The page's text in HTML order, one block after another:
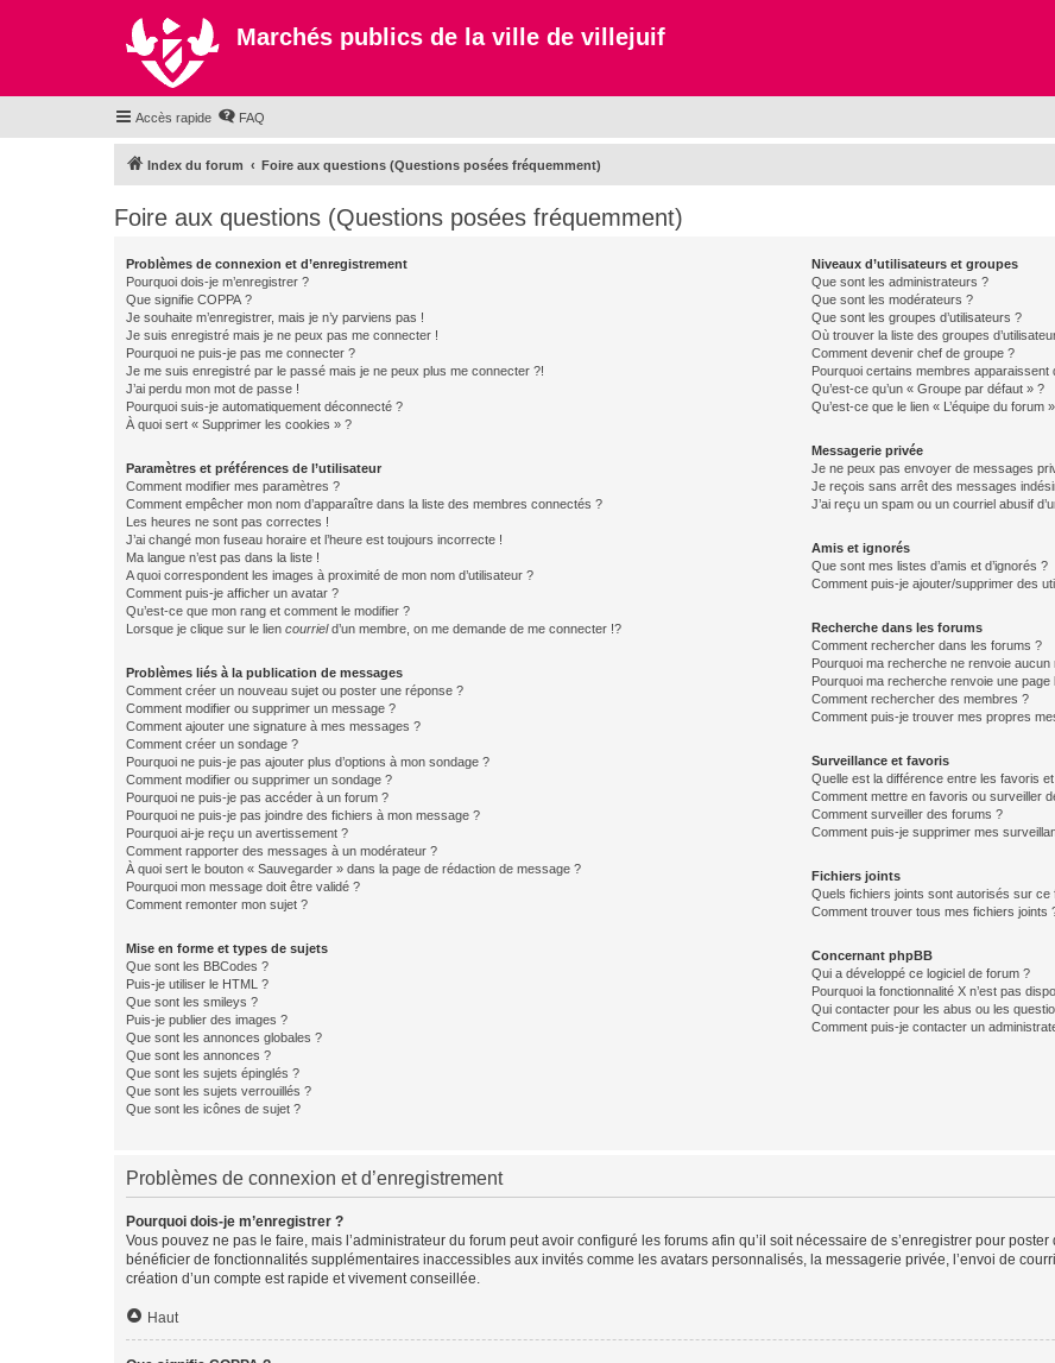
Marchés publics de la ville de villejuif
Accès rapide FAQ
Index du forum Foire aux questions (Questions posées fréquemment)
Foire aux questions (Questions posées fréquemment)
Problèmes de connexion et d’enregistrement
Pourquoi dois-je m’enregistrer ?
Que signifie COPPA ?
Je souhaite m’enregistrer, mais je n’y parviens pas !
Je suis enregistré mais je ne peux pas me connecter !
Pourquoi ne puis-je pas me connecter ?
Je me suis enregistré par le passé mais je ne peux plus me connecter ?!
J’ai perdu mon mot de passe !
Pourquoi suis-je automatiquement déconnecté ?
À quoi sert « Supprimer les cookies » ?
Paramètres et préférences de l’utilisateur
Comment modifier mes paramètres ?
Comment empêcher mon nom d’apparaître dans la liste des membres connectés ?
Les heures ne sont pas correctes !
J’ai changé mon fuseau horaire et l’heure est toujours incorrecte !
Ma langue n’est pas dans la liste !
A quoi correspondent les images à proximité de mon nom d’utilisateur ?
Comment puis-je afficher un avatar ?
Qu’est-ce que mon rang et comment le modifier ?
Lorsque je clique sur le lien courrield’un membre, on me demande de me connecter !?
Problèmes liés à la publication de messages
Comment créer un nouveau sujet ou poster une réponse ?
Comment modifier ou supprimer un message ?
Comment ajouter une signature à mes messages ?
Comment créer un sondage ?
Pourquoi ne puis-je pas ajouter plus d’options à mon sondage ?
Comment modifier ou supprimer un sondage ?
Pourquoi ne puis-je pas accéder à un forum ?
Pourquoi ne puis-je pas joindre des fichiers à mon message ?
Pourquoi ai-je reçu un avertissement ?
Comment rapporter des messages à un modérateur ?
À quoi sert le bouton « Sauvegarder » dans la page de rédaction de message ?
Pourquoi mon message doit être validé ?
Comment remonter mon sujet ?
Mise en forme et types de sujets
Que sont les BBCodes ?
Puis-je utiliser le HTML ?
Que sont les smileys ?
Puis-je publier des images ?
Que sont les annonces globales ?
Que sont les annonces ?
Que sont les sujets épinglés ?
Que sont les sujets verrouillés ?
Que sont les icônes de sujet ?
Niveaux d’utilisateurs et groupes
Que sont les administrateurs ?
Que sont les modérateurs ?
Que sont les groupes d’utilisateurs ?
Où trouver la liste des groupes
Comment devenir chef de groupe ?
Pourquoi certains membres apparaissent
Qu’est-ce qu’un « Groupe par défaut » ?
Qu’est-ce que le lien « L’équipe du forum
Messagerie privée
Je ne peux pas envoyer de messages
Je reçois sans arrêt des messages
J’ai reçu un spam ou un courriel abusif
Amis et ignorés
Que sont mes listes d’amis et d’ignorés ?
Comment puis-je ajouter/supprimer des
Recherche dans les forums
Comment rechercher dans les forums ?
Pourquoi ma recherche ne renvoie aucun
Pourquoi ma recherche renvoie une page
Comment rechercher des membres ?
Comment puis-je trouver mes propres
Surveillance et favoris
Quelle est la différence entre les favoris
Comment mettre en favoris ou surveiller
Comment surveiller des forums ?
Comment puis-je supprimer mes
Fichiers joints
Quels fichiers joints sont autorisés sur ce
Comment trouver tous mes fichiers joints
Concernant phpBB
Qui a développé ce logiciel de forum ?
Pourquoi la fonctionnalité X n’est pas
Qui contacter pour les abus ou les
Comment puis-je contacter un
Problèmes de connexion et d’enregistrement
Pourquoi dois-je m’enregistrer ?
Vous pouvez ne pas le faire, mais l’administrateur du forum peut avoir configuré les forums afin qu’il soit nécessaire de s’enregistrer pour
bénéficier de fonctionnalités supplémentaires inaccessibles aux invités comme les avatars personnalisés, la messagerie privée, l’envoi de
création d’un compte est rapide et vivement conseillée.
Haut